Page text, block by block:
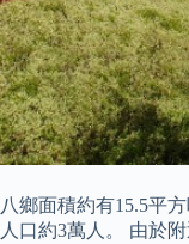
八鄉面積約有15.5平
人口約3萬人。 由於